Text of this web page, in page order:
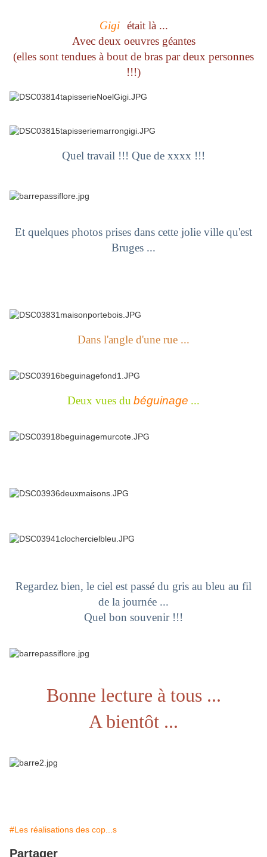
Gigi était là ...
Avec deux oeuvres géantes
(elles sont tendues à bout de bras par deux personnes
!!!)
Quel travail !!! Que de xxxx !!!
Et quelques photos prises dans cette jolie ville qu'est
Bruges ...
Dans l'angle d'une rue ...
Deux vues du béguinage ...
Regardez bien, le ciel est passé du gris au bleu au fil
de la journée ...
Quel bon souvenir !!!
Bonne lecture à tous ...
A bientôt ...
#Les réalisations des cop...s
Partager